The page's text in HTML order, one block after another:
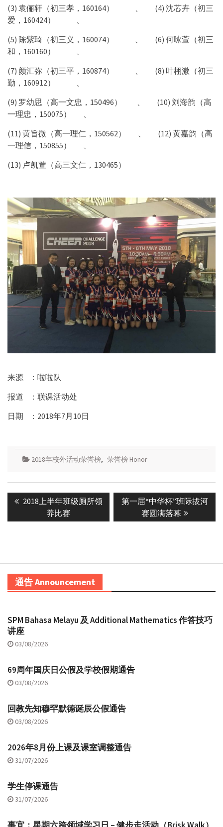
(3) 袁俪轩（初三孝，160164） 、 (4) 沈芯卉（初三
爱，160424） 、
(5) 陈紫琦（初三义，160074） 、 (6) 何咏萱（初三
和，160160） 、
(7) 颜汇弥（初三平，160874） 、 (8) 叶栩溦（初三
勤，160912） 、
(9) 罗幼思（高一文忠，150496） 、 (10) 刘海韵（高
一理忠，150075） 、
(11) 黄旨微（高一理仁，150562） 、 (12) 黄嘉韵（高
一理信，150855） 、
(13) 卢凯萱（高三文仁，130465）
来源 ：啦啦队
报道 ：联课活动处
日期
： 2018年7月 10日
2018年校外活动荣誉榜, 荣誉榜 Honor
Post
navigation
Previous
2018上半年班级厕所领
养比赛
Next
第一届“中华杯”班际拔河
赛圆满落幕
通告 Announcement
SPM Bahasa Melayu 及 Additional Mathematics 作答技巧
讲座
03/08/2026
69周年国庆日公假及学校假期通告
03/08/2026
回教先知穆罕默德诞辰公假通告
03/08/2026
2026年8月份上课及课室调整通告
31/07/2026
学生停课通告
31/07/2026